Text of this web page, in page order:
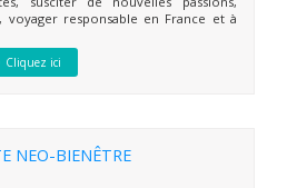
responsable en France et à
Cliquez ici
NEO-BIENÊTRE